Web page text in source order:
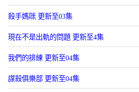
殺手媽咪 更新至03集
現在不是出軌的問題 更新至4集
我們的排練 更新至04集
謀殺俱樂部 更新至04集